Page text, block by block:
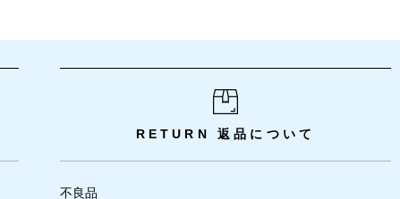
RETURN返品について
不良品